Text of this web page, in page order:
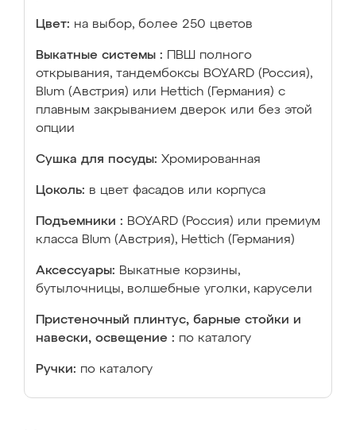
Цвет: на выбор, более 250 цветов
Выкатные системы :
ПВШ полного
открывания, тандембоксы BOYARD (Россия),
Blum (Австрия) или Hettich (Германия) с
плавным закрыванием дверок или без этой
опции
Сушка для посуды: Хромированная
Цоколь: в цвет фасадов или корпуса
Подъемники : BOYARD (Россия) или премиум
класса Blum (Австрия), Hettich (Германия)
Аксессуары: Выкатные корзины,
бутылочницы, волшебные уголки, карусели
Пристеночный плинтус, барные стойки и
навески, освещение : по каталогу
Ручки: по каталогу